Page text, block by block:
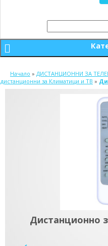
Начало » ДИСТАНЦИОННИ ЗА
дистанционни за Климатици и ТВ »
Дистанционно